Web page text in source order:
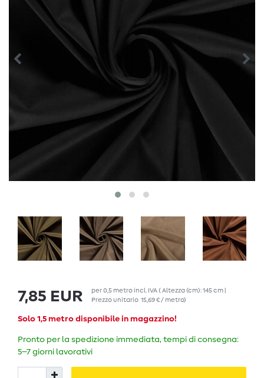
7,85 EUR per0,5 metroincl. IVA( Altezza (cm): 145 cm |
Prezzo unitario 15,69 € / metro)
Solo 1,5 metro disponibile in magazzino!
Pronto per la spedizione immediata, tempi di consegna:
5–7 giorni lavorativi